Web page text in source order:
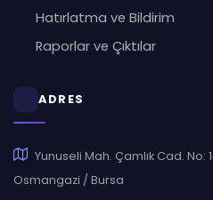
Hatırlatma ve Bildirim
Raporlar ve Çıktılar
ADRES
Yunuseli Mah. Çamlık Cad. No:
Osmangazi / Bursa